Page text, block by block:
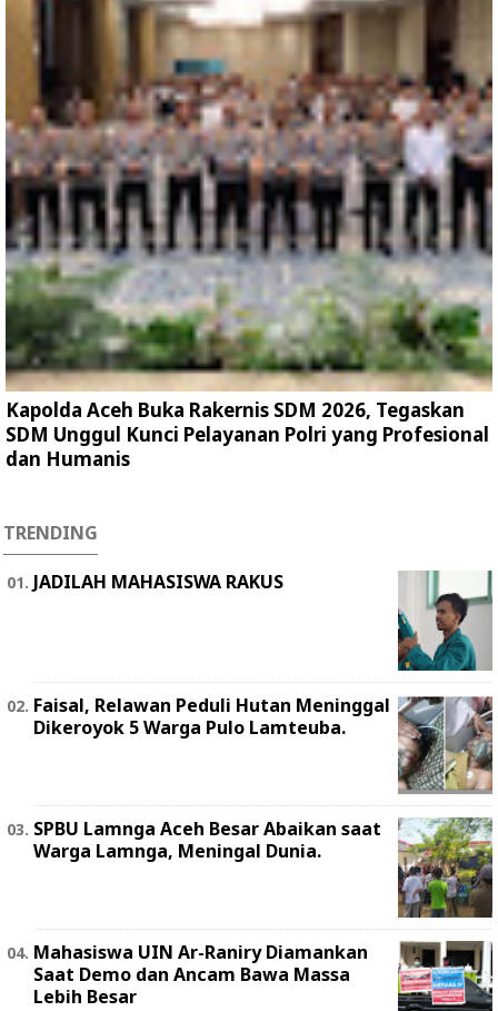
Kapolda Aceh Buka Rakernis SDM 2026, Tegaskan
SDM Unggul Kunci Pelayanan Polri yang Profesional
dan Humanis
TRENDING
JADILAH MAHASISWA RAKUS
Faisal, Relawan Peduli Hutan Meninggal
Dikeroyok 5 Warga Pulo Lamteuba.
SPBU Lamnga Aceh Besar Abaikan saat
Warga Lamnga, Meningal Dunia.
Mahasiswa UIN Ar-Raniry Diamankan
Saat Demo dan Ancam Bawa Massa
Lebih Besar